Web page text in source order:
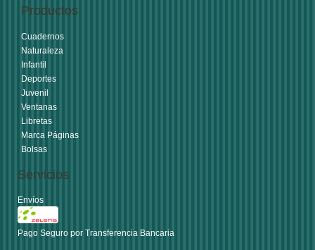
Productos
Cuadernos
Naturaleza
Infantil
Deportes
Juvenil
Ventanas
Libretas
Marca Páginas
Bolsas
Servicios
Envíos
Pago Seguro por Transferencia Bancaria